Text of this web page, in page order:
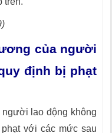
của người
định bị phạt
lao động không
với các mức sau